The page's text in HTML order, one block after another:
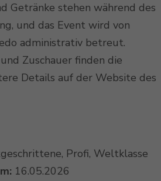
Getränke stehen während des
und das Event wird von
administrativ betreut.
Zuschauer finden die
Details auf der Website des
Profi, Weltklasse
16.05.2026